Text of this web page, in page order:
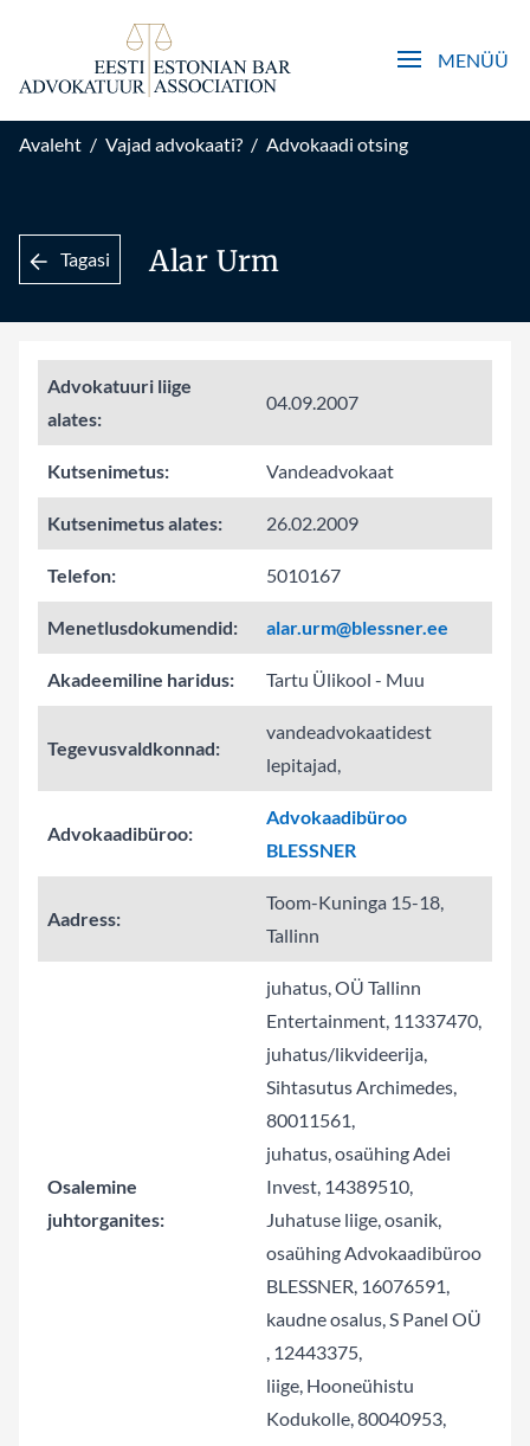
Open main
MENÜÜ
Avaleht / Vajad advokaati? / Advokaadi otsing
Tagasi Alar Urm
Advokatuuri liige
alates:
04.09.2007
Kutsenimetus: Vandeadvokaat
Kutsenimetus alates: 26.02.2009
Telefon: 5010167
Menetlusdokumendid: alar.urm@blessner.ee
Akadeemiline haridus: Tartu Ülikool - Muu
Tegevusvaldkonnad:
vandeadvokaatidest
lepitajad,
Advokaadibüroo:
Advokaadibüroo
BLESSNER
Aadress:
Toom-Kuninga 15-18,
Tallinn
Osalemine
juhtorganites:
juhatus, OÜ Tallinn
Entertainment, 11337470,
juhatus/likvideerija,
Sihtasutus Archimedes,
80011561,
juhatus, osaühing Adei
Invest, 14389510,
Juhatuse liige, osanik,
osaühing Advokaadibüroo
BLESSNER, 16076591,
kaudne osalus, S Panel OÜ
, 12443375,
liige, Hooneühistu
Kodukolle, 80040953,